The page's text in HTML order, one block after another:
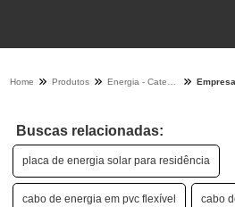
Home Produtos
Buscas relacionadas:
placa de energia solar para residência
cabo de energia em pvc flexível cabo